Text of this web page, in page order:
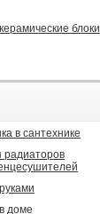
блоки
в сантехнике
радиаторов
доме